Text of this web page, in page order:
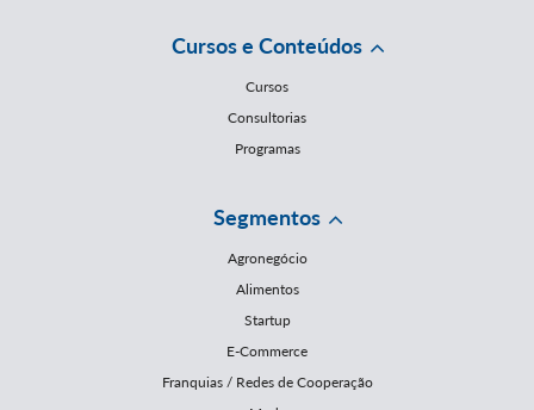
Cursos e Conteúdos
Cursos
Consultorias
Programas
Segmentos
Agronegócio
Alimentos
Startup
E-Commerce
Franquias / Redes de Cooperação